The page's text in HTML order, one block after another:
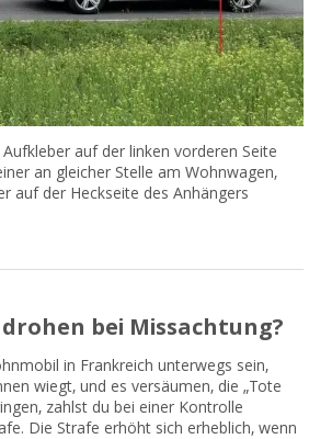
auf der linken vorderen Seite
an gleicher Stelle am Wohnwagen,
auf der Heckseite des Anhängers
bei Missachtung?
in Frankreich unterwegs sein,
wiegt, und es versäumen, die „Tote
zahlst du bei einer Kontrolle
Die Strafe erhöht sich erheblich, wenn